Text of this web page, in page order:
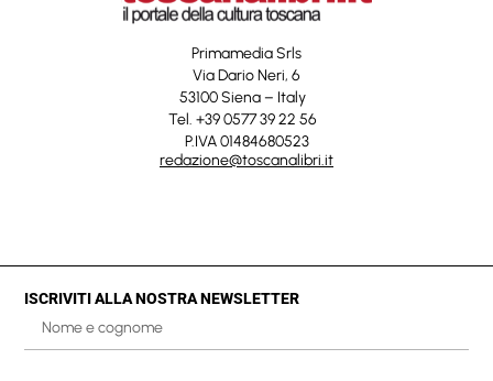
Primamedia Srls
Via Dario Neri, 6
53100 Siena – Italy
Tel. +39 0577 39 22 56
P.IVA 01484680523
redazione@toscanalibri.it
ISCRIVITI ALLA NOSTRA NEWSLETTER